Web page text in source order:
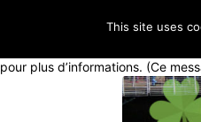
: La fonction
pour plus d’informations. (Ce
This site uses